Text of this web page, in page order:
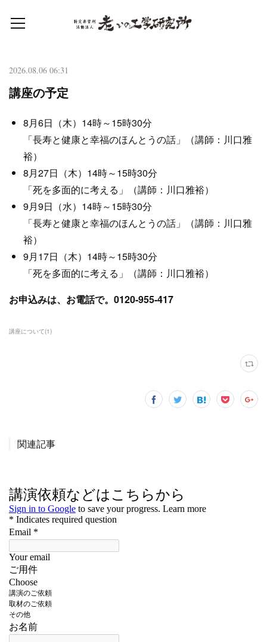
2026.08.06 06:31
講座の予定
8月6日（木）14時～15時30分
「長寿と健康と幸福のほんとうの話」（講師：川口雅
裕）
8月27日（木）14時～15時30分
「死を多面的に考える」（講師：川口雅裕）
9月9日（水）14時～15時30分
「長寿と健康と幸福のほんとうの話」（講師：川口雅
裕）
9月17日（木）14時～15時30分
「死を多面的に考える」（講師：川口雅裕）
お申込みは、お電話で。0120-955-417
講座について(1)
関連記事